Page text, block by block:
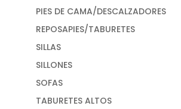
PIES DE CAMA/DESCALZADORES
REPOSAPIES/TABURETES
SILLAS
SILLONES
SOFAS
TABURETES ALTOS